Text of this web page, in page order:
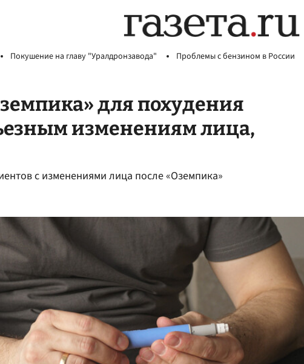
Покушение на главу "Уралдронзавода" Проблемы с бензином в России
для похудения
изменениям лица,
с изменениями лица после «Оземпика»